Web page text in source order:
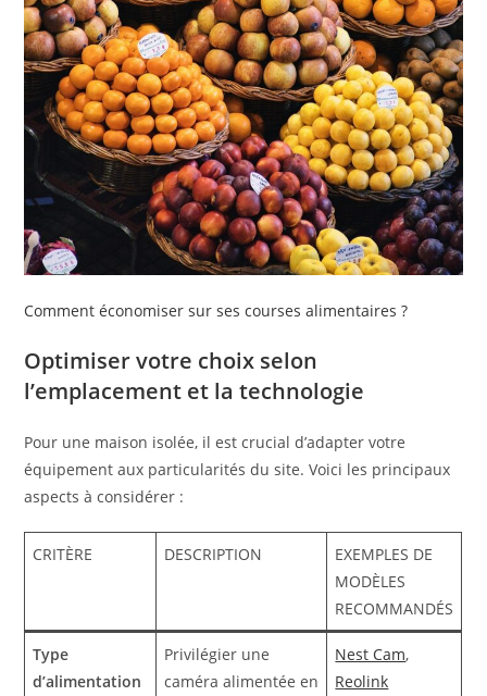
Comment économiser sur ses courses alimentaires ?
Optimiser votre choix selon
l’emplacement et la technologie
Pour une maison isolée, il est crucial d’adapter votre
équipement aux particularités du site. Voici les principaux
aspects à considérer :
CRITÈRE DESCRIPTION
EXEMPLES DE
MODÈLES
RECOMMANDÉS
Type
d’alimentation
Privilégier une
caméra alimentée en
Nest Cam,
Reolink